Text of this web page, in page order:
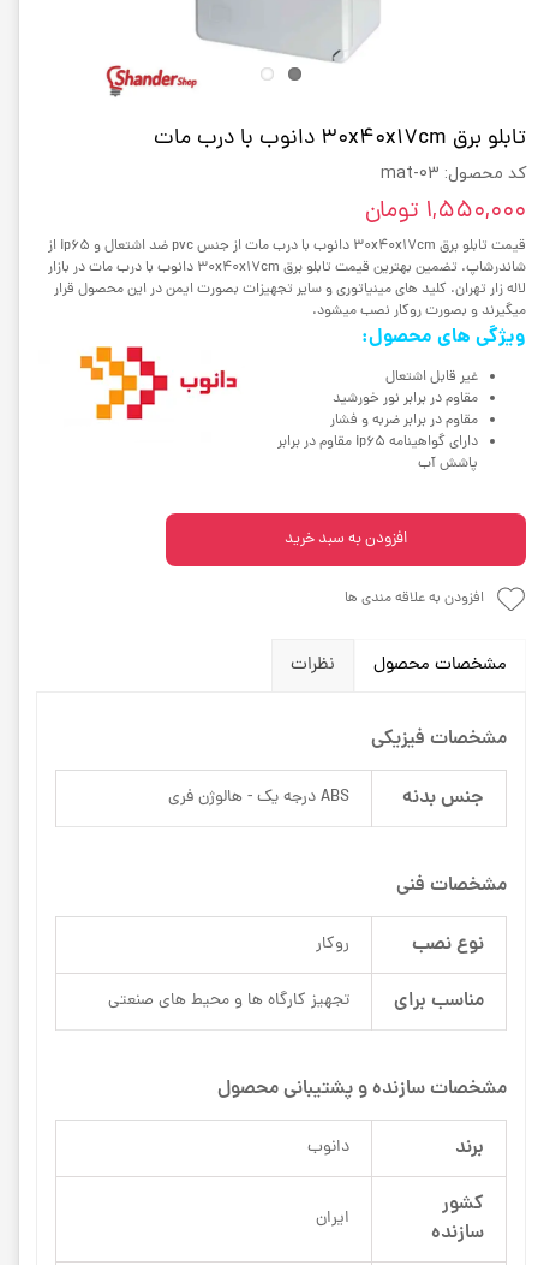
تابلو برق 30x40x17cm دانوب با درب مات
کد محصول: mat-03
۱,۵۵۰,۰۰۰ تومان
قیمت تابلو برق 30x40x17cm دانوب با درب مات از جنس pvc ضد اشتعال و ip65 از
شاندرشاپ. تضمین بهترین قیمت تابلو برق 30x40x17cm دانوب با درب مات در بازار
لاله زار تهران. کلید های مینیاتوری و سایر تجهیزات بصورت ایمن در این محصول قرار
میگیرند و بصورت روکار نصب میشود.
ویژگی های محصول:
غیر قابل اشتعال
مقاوم در برابر نور خورشید
مقاوم در برابر ضربه و فشار
دارای گواهینامه ip65 مقاوم در برابر
پاشش آب
افزودن به سبد خرید
افزودن به علاقه مندی ها
مشخصات محصول نظرات
مشخصات فیزیکی
جنس بدنه ABS درجه یک - هالوژن فری
مشخصات فنی
نوع نصب روکار
مناسب برای تجهیز کارگاه ها و محیط های صنعتی
مشخصات سازنده و پشتیبانی محصول
برند دانوب
کشور
سازنده
ایران